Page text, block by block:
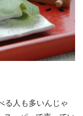
る人も多いんじゃ